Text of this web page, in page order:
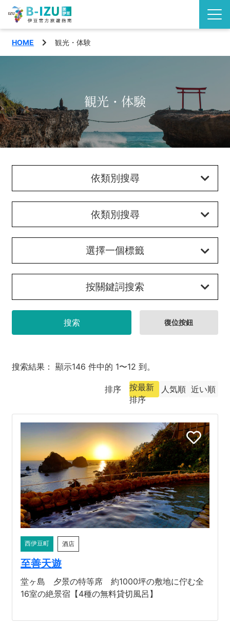
了解伊豆半島
觀賞
玩樂
品味
活動
地區
伊豆之國市
三島市
旅遊計畫
合同会社説明会
HOME 観光・体験
観光・体験
依類別搜尋
依類別搜尋
選擇一個標籤
按關鍵詞搜索
搜索結果： 顯示146 件中的 1〜12 到。
排序
按最新
排序
人気順 近い順
西伊豆町 酒店
至善天遊
堂ヶ島 夕景の特等席 約1000坪の敷地に佇む全
16室の絶景宿【4種の無料貸切風呂】